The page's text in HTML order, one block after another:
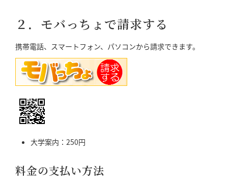
２．モバっちょで請求する
携帯電話、スマートフォン、パソコンから請求できます。
大学案内：250円
料金の支払い方法